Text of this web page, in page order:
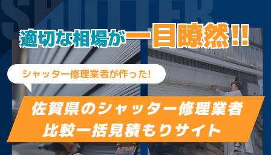
content
適切な相場が一目瞭然!!
シャッター修理業者が作った!
佐賀県のシャッター修理業者
比較一括見積もりサイト